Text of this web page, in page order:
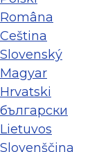
Româna
Ceština
Slovenský
Magyar
Hrvatski
български
Lietuvos
Slovenščina